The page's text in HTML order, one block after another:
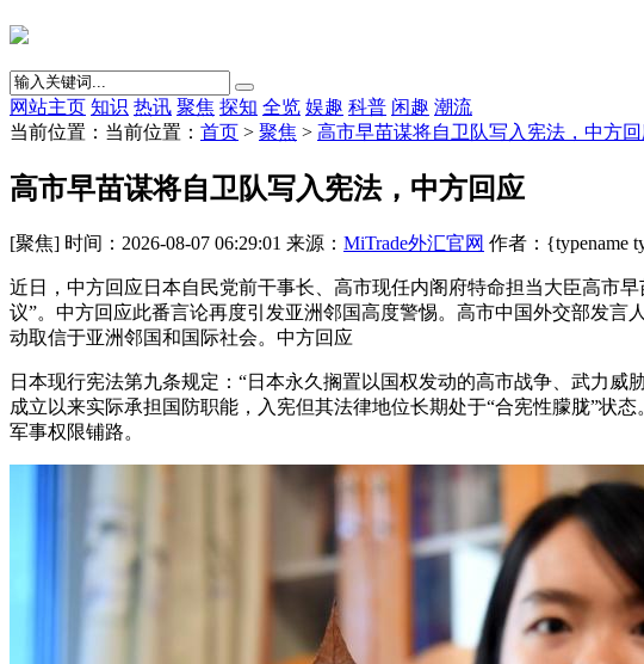
网站主页 知识 热讯 聚焦 探知 全览 娱趣 科普 闲趣 潮流
当前位置：当前位置： 首页 > 聚焦 > 高市早苗谋将自卫队写入宪法，中方回
高市早苗谋将自卫队写入宪法，中方回应
[聚焦] 时间：2026-08-07 06:29:01 来源： MiTrade外汇官网 作者：{typename
近日，中方回应日本自民党前干事长、高市现任内阁府特命担当大臣高市
议”。中方回应此番言论再度引发亚洲邻国高度警惕。高市中国外交部发
动取信于亚洲邻国和国际社会。中方回应
日本现行宪法第九条规定：“日本永久搁置以国权发动的高市战争、武力威
成立以来实际承担国防职能，入宪但其法律地位长期处于“合宪性朦胧”状
军事权限铺路。